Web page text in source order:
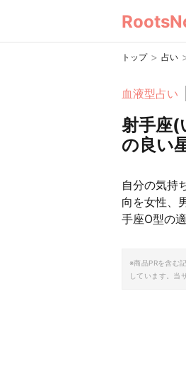
トップ > 占い
血液型占い
射手座(
の良い
自分の気持
向を女性、
手座O型の
※商品PRを含む
しています。当